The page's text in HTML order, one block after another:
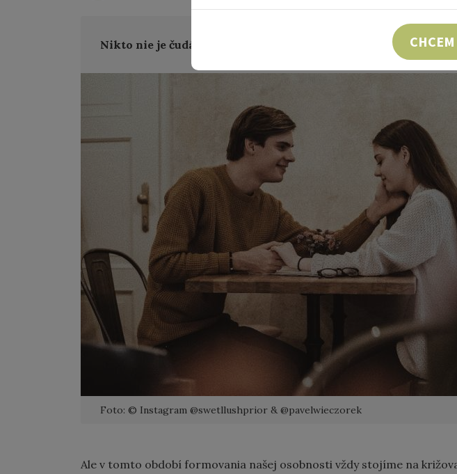
Nikto nie je čudák, aj keď sme si to takmer všetci v období
Foto: © Instagram @swetllushprior & @pavelwieczorek
Ale v tomto období formovania našej osobnosti vždy stojíme na